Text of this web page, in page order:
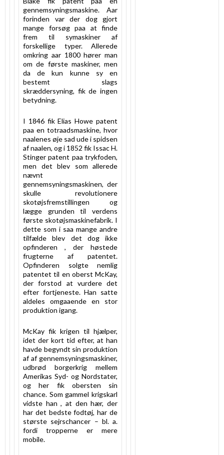
gennemsyningsmaskine. Aar
forinden var der dog gjort
mange forsøg paa at finde
frem til symaskiner af
forskellige typer. Allerede
omkring aar 1800 hører man
om de første maskiner, men
da de kun kunne sy en
bestemt slags
skræddersyning, fik de ingen
betydning.
I 1846 fik Elias Howe patent
paa en totraadsmaskine, hvor
naalenes øje sad ude i spidsen
af naalen, og i 1852 fik Issac H.
Stinger patent paa trykfoden,
men det blev som allerede
nævnt
gennemsyningsmaskinen, der
skulle revolutionere
skotøjsfremstillingen og
lægge grunden til verdens
første skotøjsmaskinefabrik. I
dette som i saa mange andre
tilfælde blev det dog ikke
opfinderen , der høstede
frugterne af patentet.
Opfinderen solgte nemlig
patentet til en oberst McKay,
der forstod at vurdere det
efter fortjeneste. Han satte
aldeles omgaaende en stor
produktion igang.
McKay fik krigen til hjælper,
idet der kort tid efter, at han
havde begyndt sin produktion
af af gennemsyningsmaskiner,
udbrød borgerkrig mellem
Amerikas Syd- og Nordstater,
og her fik obersten sin
chance. Som gammel krigskarl
vidste han , at den hær, der
har det bedste fodtøj, har de
største sejrschancer – bl. a.
fordi tropperne er mere
mobile.